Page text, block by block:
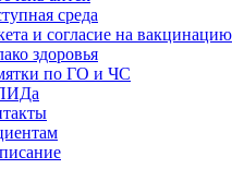
среда
и согласие на вакцинацию
здоровья
по ГО и ЧС